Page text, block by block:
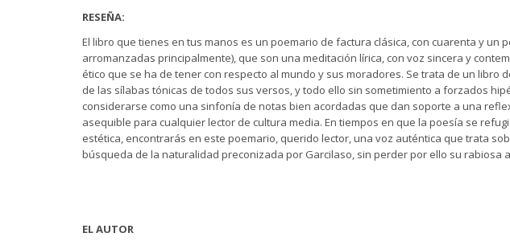
RESEÑA:
El libro que tienes en tus manos es un poemario de factura clásica, con cuarenta y
arromanzadas principalmente), que son una meditación lírica, con voz sincera y
ético que se ha de tener con respecto al mundo y sus moradores. Se trata de un
de las sílabas tónicas de todos sus versos, y todo ello sin sometimiento a forzados
considerarse como una sinfonía de notas bien acordadas que dan soporte a una
asequible para cualquier lector de cultura media. En tiempos en que la poesía se
estética, encontrarás en este poemario, querido lector, una voz auténtica que trata
búsqueda de la naturalidad preconizada por Garcilaso, sin perder por ello su rabiosa
EL AUTOR